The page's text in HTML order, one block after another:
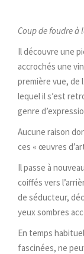
Coup de foudre à
Il découvre une
accrochés une
première vue, de
lequel il s’est
genre
Aucune raison
ces « œuvres
Il passe à
coiffés vers
de séducteur,
yeux sombres
En temps
fascinées, ne